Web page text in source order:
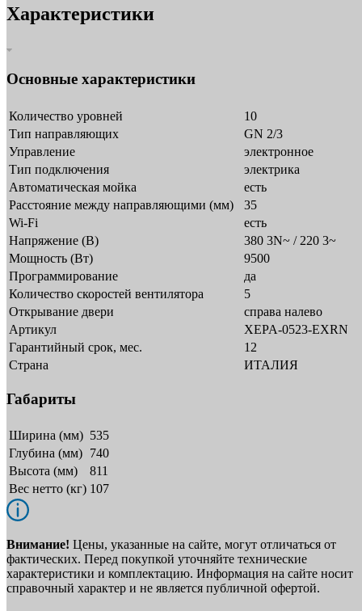
Характеристики
Основные характеристики
Количество уровней
10
Тип направляющих
GN 2/3
Управление
электронное
Тип подключения
электрика
Автоматическая мойка
есть
Расстояние между направляющими (мм)
35
Wi-Fi
есть
Напряжение (В)
380 3N~ / 220 3~
Мощность (Вт)
9500
Программирование
да
Количество скоростей вентилятора
5
Открывание двери
справа налево
Артикул
XEPA-0523-EXRN
Гарантийный срок, мес.
12
Страна
ИТАЛИЯ
Габариты
Ширина (мм) 535
Глубина (мм) 740
Высота (мм)
811
Вес нетто (кг) 107
Внимание! Цены, указанные на сайте, могут отличаться от
фактических. Перед покупкой уточняйте технические
характеристики и комплектацию. Информация на сайте носит
справочный характер и не является публичной офертой.